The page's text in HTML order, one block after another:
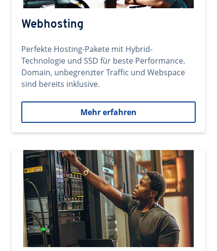
Webhosting
Perfekte Hosting-Pakete mit Hybrid-
Technologie und SSD für beste Performance.
Domain, unbegrenzter Traffic und Webspace
sind bereits inklusive.
Mehr erfahren